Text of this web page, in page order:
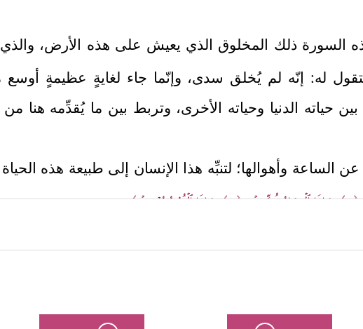
السورة ذلك المخلوق الذي يعيش على هذه الأرض،
لتقول له: إنّه لم يُخلق سدى، وإنّما جاء لغايةٍ عظيمةٍ
حياته الدنيا وحياته الأخرى، وتربط بين ما يُقدِّمه هنا
الساعة وأهوالها؛ لتنبِّه هذا الإنسان إلى طبيعة هذه الحياة
﴿٢﴾ وَإِذَا ٱلۡبِحَارُ فُجِّرَتۡ﴿٣﴾ وَإِذَا ٱلۡقُبُورُ بُعۡثِرَتۡ﴾.
الإنسان أمام مسؤوليَّته الكاملة؛ لتؤكِّد له أن كلَّ عملٍ